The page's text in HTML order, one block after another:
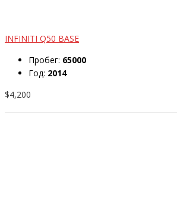
INFINITI Q50 BASE
Пробег: 65000
Год: 2014
$4,200